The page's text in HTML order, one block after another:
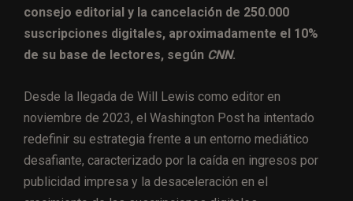
consejo editorial y la cancelación de 250.000
suscripciones digitales, aproximadamente el 10%
de su base de lectores, según CNN.
Desde la llegada de Will Lewis como editor en
noviembre de 2023, el Washington Post ha intentado
redefinir su estrategia frente a un entorno mediático
desafiante, caracterizado por la caída en ingresos por
publicidad impresa y la desaceleración en el